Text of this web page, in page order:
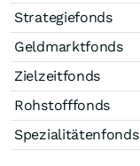
Strategiefonds
Geldmarktfonds
Zielzeitfonds
Rohstofffonds
Spezialitätenfonds